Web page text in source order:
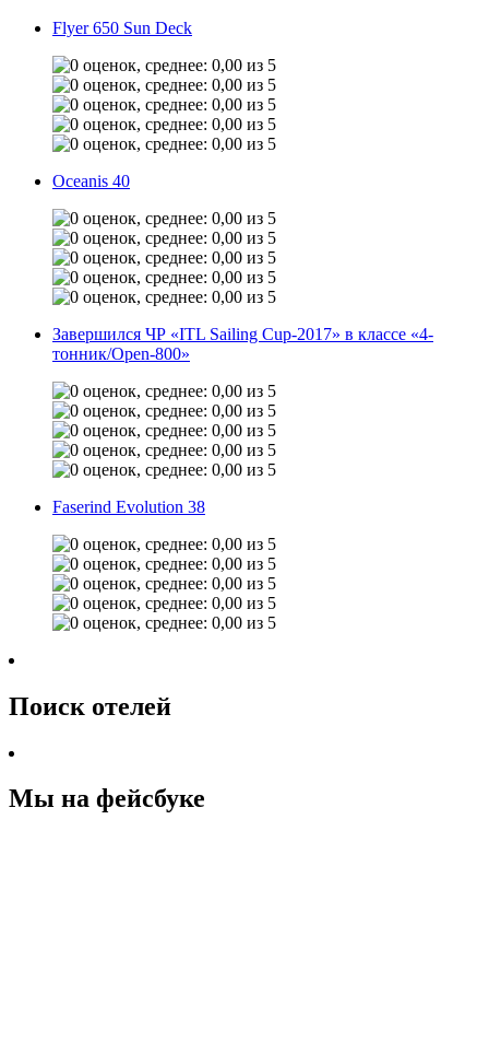
Flyer 650 Sun Deck
Oceanis 40
Завершился ЧР «ITL Sailing Cup-2017» в классе «4-
тонник/Open-800»
Faserind Evolution 38
Поиск отелей
Мы на фейсбуке